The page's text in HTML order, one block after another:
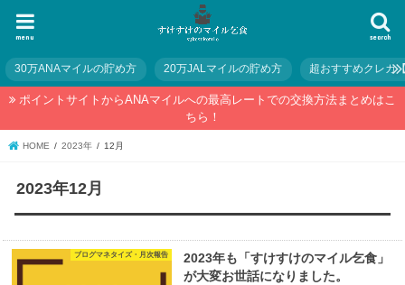
search
menu
30万ANAマイルの貯め方 20万JALマイルの貯め方 超おすすめクレカ
ポイントサイトからANAマイルへの最高レートでの交換方法まとめはこ
ちら！
HOME 2023年 12月
2023年12月
ブログマネタイズ・月次報告
2023年も「すけすけのマイル乞食」
が大変お世話になりました。